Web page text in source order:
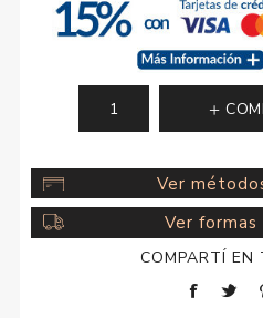
Ver
Ver formas
COMPARTÍ EN